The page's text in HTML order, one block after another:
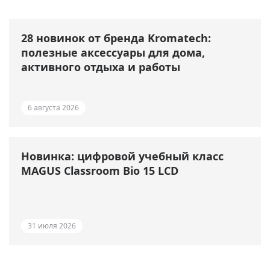
28 новинок от бренда Kromatech:
полезные аксессуары для дома,
активного отдыха и работы
6 августа 2026
Новинка: цифровой учебный класс
MAGUS Classroom Bio 15 LCD
31 июля 2026